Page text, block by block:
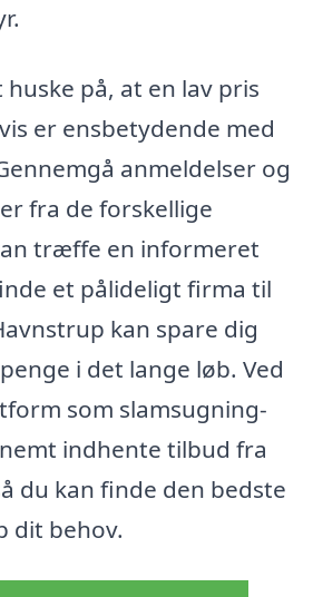
på, at en lav pris
er ensbetydende med
anmeldelser og
fra de forskellige
træffe en informeret
et pålideligt firma til
kan spare dig
i det lange løb. Ved
som slamsugning-
indhente tilbud fra
du kan finde den bedste
dit behov.